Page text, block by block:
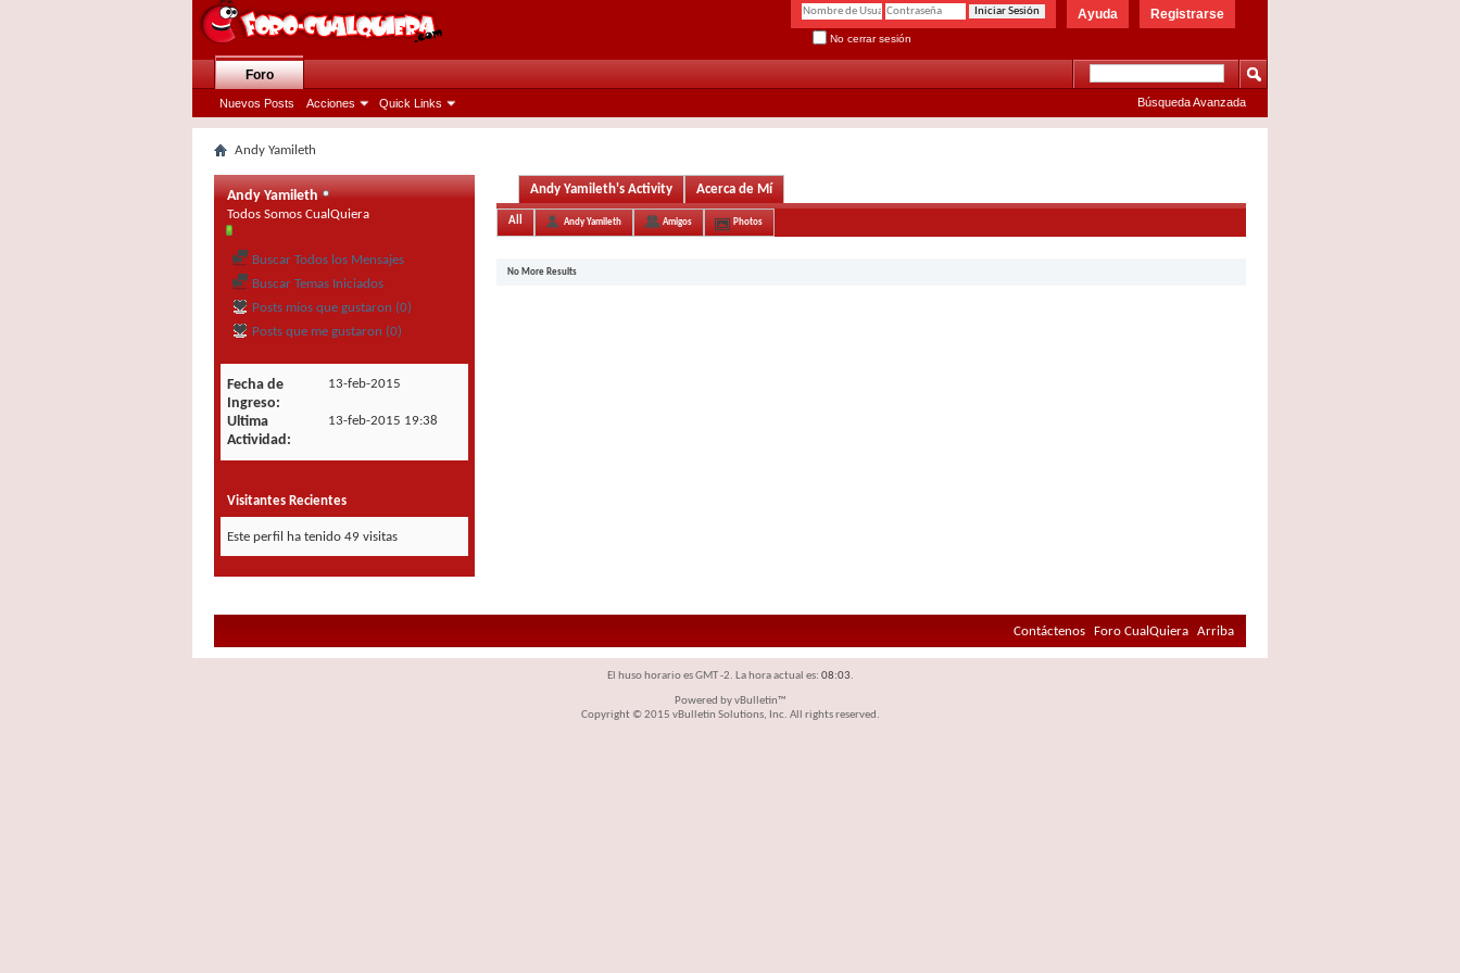
Registrarse
Ayuda
No cerrar sesión
Foro
Nuevos Posts Acciones Quick Links Búsqueda Avanzada
Andy Yamileth
Andy Yamileth
Todos Somos CualQuiera
Buscar Todos los Mensajes
Buscar Temas Iniciados
Posts míos que gustaron (0)
Posts que me gustaron (0)
Fecha de
Ingreso
13-feb-2015
Ultima
Actividad
13-feb-2015 19:38
Visitantes Recientes
Este perfil ha tenido 49 visitas
Andy Yamileth's Activity Acerca de Mí
All Andy Yamileth Amigos Photos
No More Results
Contáctenos Foro CualQuiera Arriba
El huso horario es GMT -2. La hora actual es: 08:03.
Powered by vBulletin™
Copyright © 2015 vBulletin Solutions, Inc. All rights reserved.